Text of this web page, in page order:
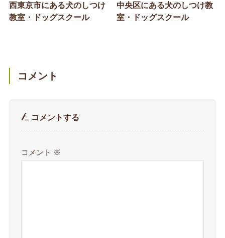
西東京市にある犬のしつけ
教室・ドッグスクール
中央区にある犬のしつけ教
室・ドッグスクール
コメント
コメントする
コメント ※